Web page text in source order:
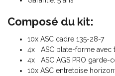
Composé du kit:
10x ASC cadre 135-28-7
4x ASC plate-forme avec
4x ASC AGS PRO garde-
10x ASC entretoise